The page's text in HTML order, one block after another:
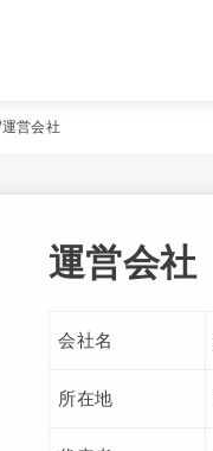
運営会社
運営会社
会社名
所在地